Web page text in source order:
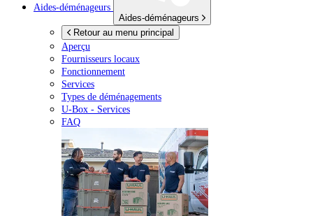
Aides-déménageurs
Aides-déménageurs
Retour au menu principal
Aperçu
Fournisseurs locaux
Fonctionnement
Services
Types de déménagements
U-Box - Services
FAQ